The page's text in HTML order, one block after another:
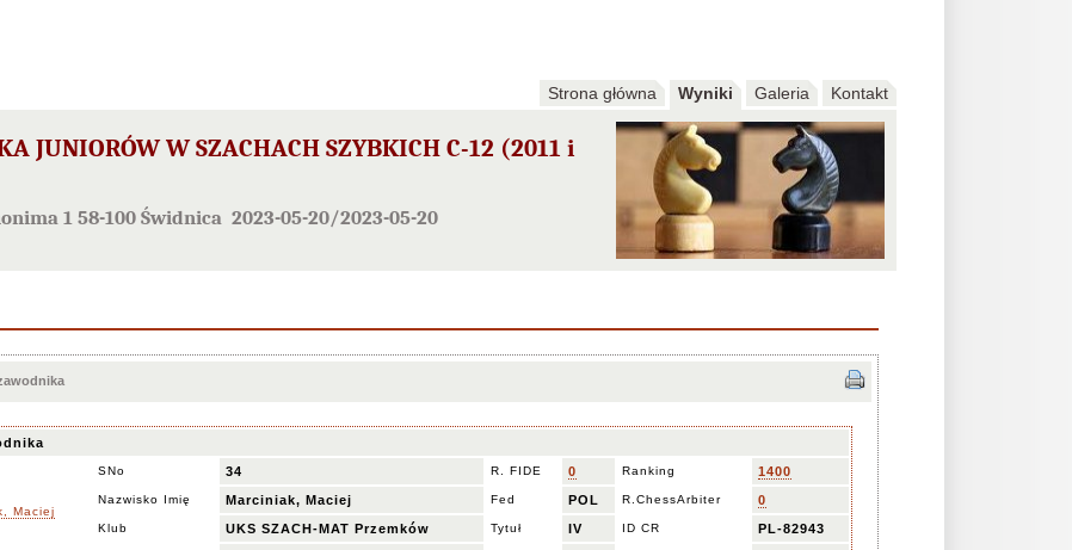
Strona główna Wyniki Galeria Kontakt
JUNIORÓW W SZACHACH SZYBKICH C-12 (2011 i
1 58-100 Świdnica 2023-05-20/2023-05-20
SNo 34 R. FIDE 0 Ranking 1400
Nazwisko Imię Marciniak, Maciej Fed POL R.ChessArbiter 0
Klub UKS SZACH-MAT Przemków Tytuł IV ID CR PL-82943